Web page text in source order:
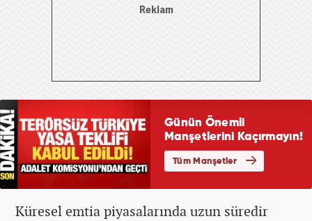
Küresel emtia piyasalarında uzun süredir